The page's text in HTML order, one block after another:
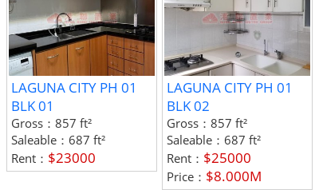
LAGUNA CITY PH 01
BLK 01
Gross： 857 ft²
Saleable： 687 ft²
Rent： $23000
LAGUNA CITY PH 01
BLK 02
Gross： 857 ft²
Saleable： 687 ft²
Rent： $25000
Price： $8.000M